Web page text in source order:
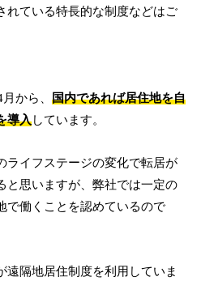
れている特長的な制度などはご
月から、国内であれば居住地を自
導入しています。
ライフステージの変化で転居が
と思いますが、弊社では一定の
で働くことを認めているので
遠隔地居住制度を利用していま